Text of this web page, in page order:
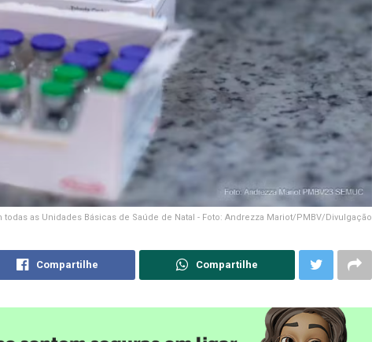
as Unidades Básicas de Saúde de Natal - Foto: Andrezza Mariot/PMBV/Divulgação
Compartilhe Compartilhe